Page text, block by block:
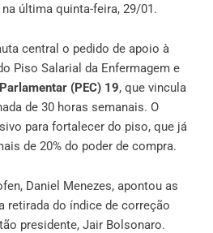
última quinta-feira, 29/01.
central o pedido de apoio à
Piso Salarial da Enfermagem e
(PEC) 19, que vincula
de 30 horas semanais. O
para fortalecer do piso, que já
de 20% do poder de compra.
Daniel Menezes, apontou as
retirada do índice de correção
presidente, Jair Bolsonaro.